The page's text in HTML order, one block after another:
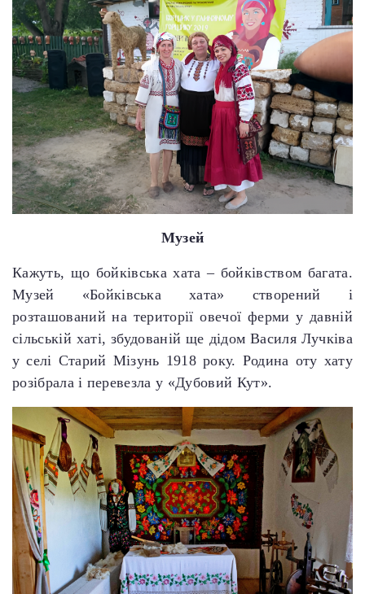
Музей
Кажуть, що бойківська хата – бойківством багата.
Музей «Бойківська хата» створений і
розташований на території овечої ферми у давній
сільській хаті, збудованій ще дідом Василя Лучківа
у селі Старий Мізунь 1918 року. Родина оту хату
розібрала і перевезла у «Дубовий Кут».